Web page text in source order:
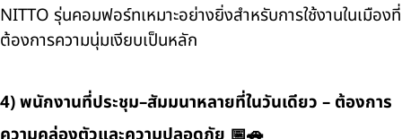
NITTO รุ่นคอมฟอร์ทเหมาะอย่างยิ่งสำหรับการใช้งานในเมืองที่
ต้องการความนุ่มเงียบเป็นหลัก
4) พนักงานที่ประชุม–สัมมนาหลายที่ในวันเดียว – ต้องการ